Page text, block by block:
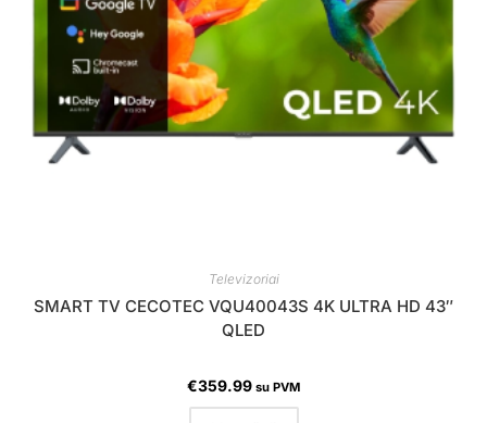
Televizoriai
SMART TV CECOTEC VQU40043S 4K ULTRA HD 43″
QLED
€359.99 su PVM